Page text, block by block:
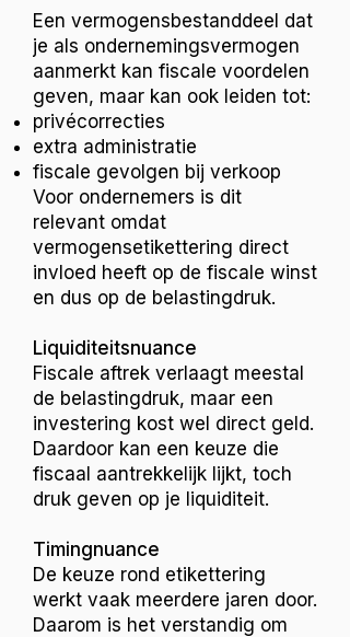
Een vermogensbestanddeel dat
je als ondernemingsvermogen
aanmerkt kan fiscale voordelen
geven, maar kan ook leiden tot:
privécorrecties
extra administratie
fiscale gevolgen bij verkoop
Voor ondernemers is dit
relevant omdat
vermogensetikettering direct
invloed heeft op de fiscale winst
en dus op de belastingdruk.
Liquiditeitsnuance
Fiscale aftrek verlaagt meestal
de belastingdruk, maar een
investering kost wel direct geld.
Daardoor kan een keuze die
fiscaal aantrekkelijk lijkt, toch
druk geven op je liquiditeit.
Timingnuance
De keuze rond etikettering
werkt vaak meerdere jaren door.
Daarom is het verstandig om